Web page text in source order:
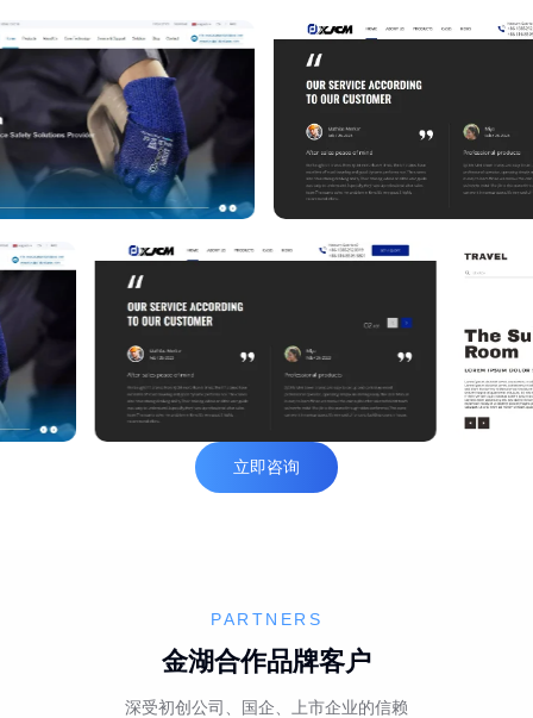
立即咨询
PARTNERS
金湖合作品牌客户
深受初创公司、国企、上市企业的信赖